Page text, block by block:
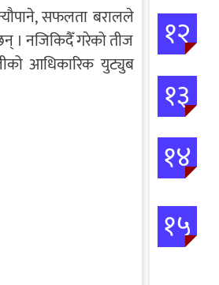
न्यौपाने, सफलता बरालले
। नजिकिदैँ गरेको तीज
आधिकारिक युट्युब
१२
१३
१४
१५